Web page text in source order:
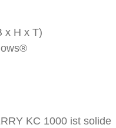
x H x T)
KC 1000 ist solide